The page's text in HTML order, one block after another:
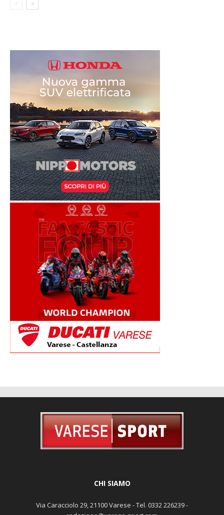
CHI SIAMO
Via Caracciolo 29, 21100 Varese - Tel. 0332 226239 -